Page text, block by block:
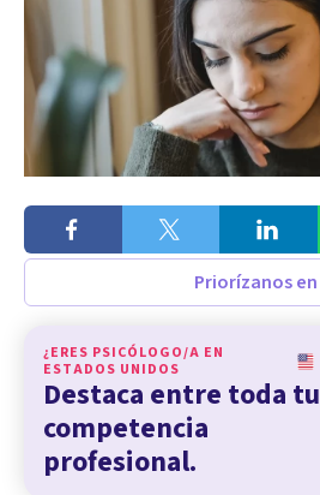
Priorízanos en
¿ERES PSICÓLOGO/A EN
ESTADOS UNIDOS
Destaca entre toda tu
competencia
profesional.